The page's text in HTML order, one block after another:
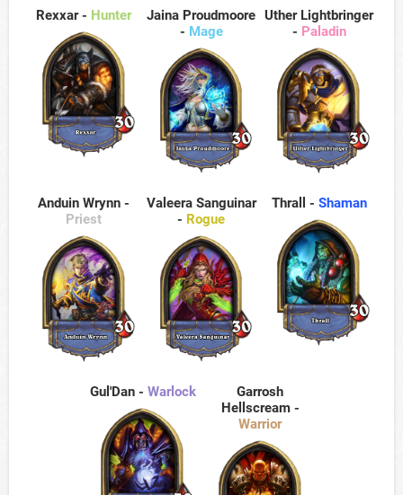
Rexxar - Hunter
Jaina Proudmoore
- Mage
Uther Lightbringer
- Paladin
Anduin Wrynn -
Priest
Valeera Sanguinar
- Rogue
Thrall - Shaman
Gul'Dan - Warlock
Garrosh
Hellscream -
Warrior